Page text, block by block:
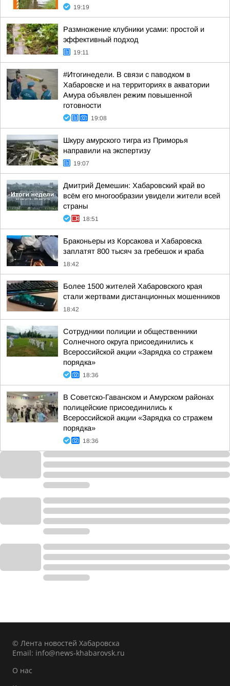
19:19
Размножение клубники усами: простой и
эффективный подход
19:11
#Итогинедели. В связи с паводком в
Хабаровске и на территориях в акватории
Амура объявлен режим повышенной
готовности
19:08
Шкуру амурского тигра из Приморья
направили на экспертизу
19:07
Дмитрий Демешин: Хабаровский край во
всём его многообразии увидели жители всей
страны
18:51
Браконьеры из Корсакова и Хабаровска
заплатят 800 тысяч за гребешок и краба
18:42
Более 1500 жителей Хабаровского края
стали жертвами дистанционных мошенников
18:42
Сотрудники полиции и общественники
Солнечного округа присоединились к
Всероссийской акции «Зарядка со стражем
порядка»
18:36
В Советско-Гаванском и Амурском районах
полицейские присоединились к
Всероссийской акции «Зарядка со стражем
порядка»
18:36
© Лента новостей Хабаровска
Email: info@news-khabarovsk.ru
О нас